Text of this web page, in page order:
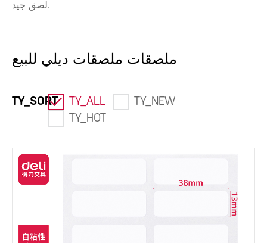
لصق جيد.
ملصقات ملصقات ديلي للبيع
TY_SORT TY_ALL
TY_NEW
TY_HOT